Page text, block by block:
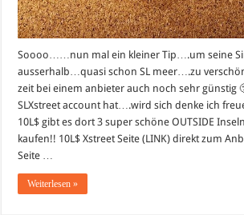
Soooo……nun mal ein kleiner Tip….um seine
ausserhalb…quasi schon SL meer….zu
zeit bei einem anbieter auch noch sehr günstig
SLXstreet account hat….wird sich denke ich
10L$ gibt es dort 3 super schöne OUTSIDE
kaufen!! 10L$ Xstreet Seite (LINK) direkt zum
Seite …
Weiterlesen »